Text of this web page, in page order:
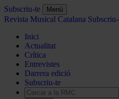
Subscriu-te Menú
Revista Musical Catalana
Inici
Actualitat
Crítica
Entrevistes
Darrera edició
Subscriu-te